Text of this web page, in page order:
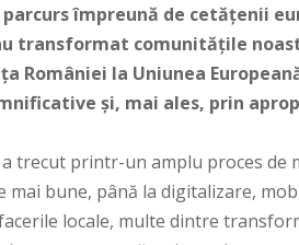
împreună de cetățenii
transformat comunitățile
României la Uniunea
și, mai ales, prin
trecut printr-un amplu proces de
bune, până la digitalizare,
locale, multe dintre